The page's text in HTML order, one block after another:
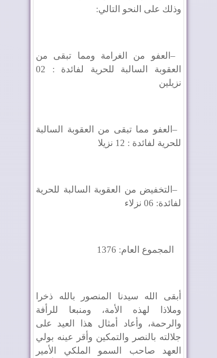
وذلك على النحو التالي:
–العفو من الغرامة ومما تبقى من
العقوبة السالبة للحرية لفائدة : 02
نزيلين
–العفو مما تبقى من العقوبة السالبة
للحرية لفائدة : 12 نزيلا
–التخفيض من العقوبة السالبة للحرية
لفائدة: 06 نزلاء
المجموع العام: 1376
أبقى الله سيدنا المنصور بالله ذخرا
وملاذا لهذه الأمة، ومنبعا للرأفة
والرحمة، وأعاد أمثال هذا العيد على
جلالته بالنصر والتمكين وأقر عينه بولي
العهد صاحب السمو الملكي الأمير